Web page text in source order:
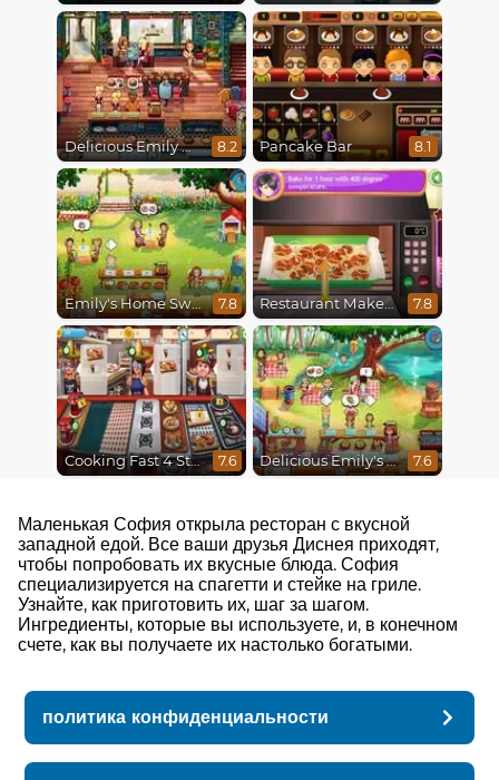
Delicious Emily New Beginning 8.2 Pancake Bar 8.1
Emily's Home Sweet Home 7.8 Restaurant Makeover 7.8
Cooking Fast 4 Steak 7.6 Delicious Emily's Hopes And Fears 7.6
Маленькая София открыла ресторан с вкусной
западной едой. Все ваши друзья Диснея приходят,
чтобы попробовать их вкусные блюда. София
специализируется на спагетти и стейке на гриле.
Узнайте, как приготовить их, шаг за шагом.
Ингредиенты, которые вы используете, и, в конечном
счете, как вы получаете их настолько богатыми.
политика конфиденциальности